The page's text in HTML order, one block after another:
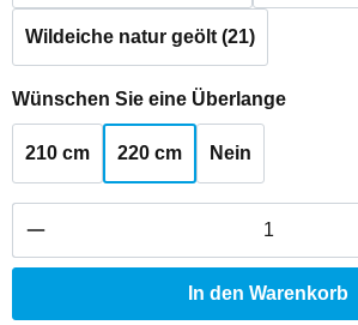
Wildeiche natur geölt (21)
Wünschen Sie eine Überlange
210 cm 220 cm Nein
Produkt Anzahl: Gib den
In den Warenkorb